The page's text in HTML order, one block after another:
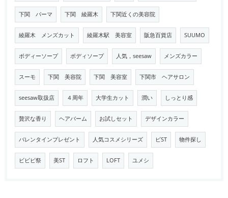
下関 パーマ 下関 綾羅木 下関近くの美容院
綾羅木 メンズカット 綾羅木駅 美容室 阪急百貨店 SUUMO
ボディーソープ ボディソープ 人気，seesaw メンズカラー
スーモ 下関 美容院 下関 美容室 下関市 ヘアサロン
seesaw取扱店 ４周年 大学生カット 潤い しっとり感
贅沢な香り ヘアバーム お試しセット デザインカラー
バレンタインプレゼント 人気コスメシリーズ ビST 物件探し
ビビビ祭 美ST ロフト LOFT ユメシ